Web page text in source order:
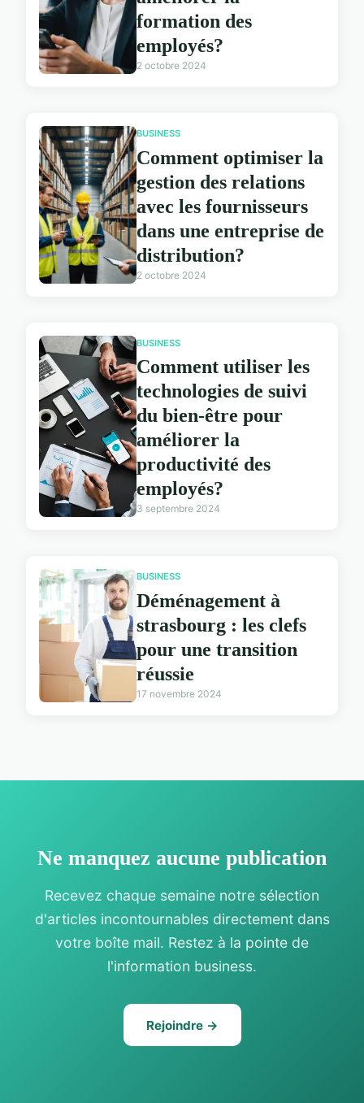
formation des
employés?
2 octobre 2024
BUSINESS
Comment optimiser la
gestion des relations
avec les fournisseurs
dans une entreprise de
distribution?
2 octobre 2024
BUSINESS
Comment utiliser les
technologies de suivi
du bien-être pour
améliorer la
productivité des
employés?
3 septembre 2024
BUSINESS
Déménagement à
strasbourg : les clefs
pour une transition
réussie
17 novembre 2024
Ne manquez aucune publication
Recevez chaque semaine notre sélection
d'articles incontournables directement dans
votre boîte mail. Restez à la pointe de
l'information business.
Rejoindre →